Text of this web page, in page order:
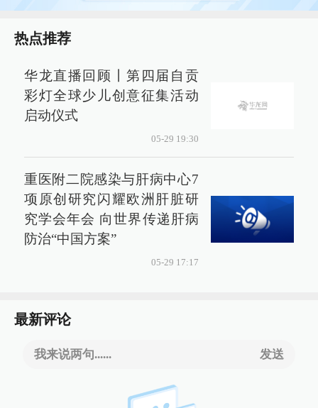
热点推荐
华龙直播回顾丨第四届自贡
彩灯全球少儿创意征集活动
启动仪式
05-29 19:30
重医附二院感染与肝病中心7
项原创研究闪耀欧洲肝脏研
究学会年会 向世界传递肝病
防治“中国方案”
05-29 17:17
最新评论
我来说两句...... 发送